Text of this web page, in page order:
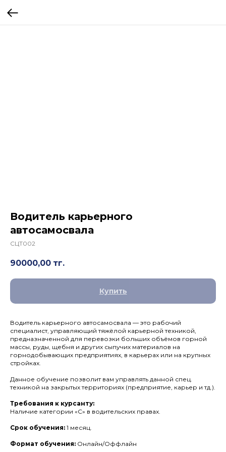
Водитель карьерного
автосамосвала
СЦТ002
90000,00 тг.
Купить
Водитель карьерного автосамосвала — это рабочий
специалист, управляющий тяжёлой карьерной техникой,
предназначенной для перевозки больших объёмов горной
массы, руды, щебня и других сыпучих материалов на
горнодобывающих предприятиях, в карьерах или на крупных
стройках.
Данное обучение позволит вам управлять данной спец.
техникой на закрытых территориях (предприятие, карьер и тд.).
Требования к курсанту:
Наличие категории «С» в водительских правах.
Срок обучения: 1 месяц.
Формат обучения: Онлайн/Оффлайн